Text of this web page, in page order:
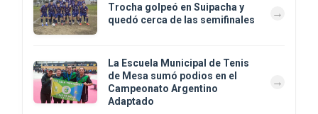
Trocha golpeó en Suipacha y
quedó cerca de las semifinales
La Escuela Municipal de Tenis
de Mesa sumó podios en el
Campeonato Argentino
Adaptado